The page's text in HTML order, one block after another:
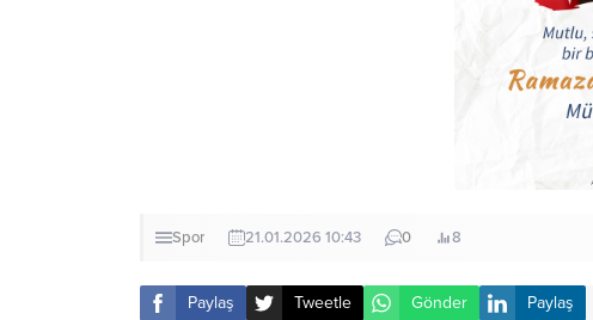
Spor 21.01.2026 10:43 0 8
Paylaş Tweetle Gönder Paylaş